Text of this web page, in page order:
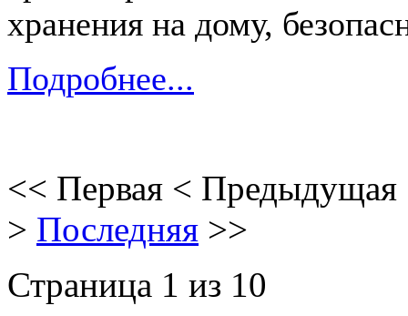
хранения на дому,
Подробнее...
<< Первая < Предыдущая
> Последняя >>
Страница 1 из 10